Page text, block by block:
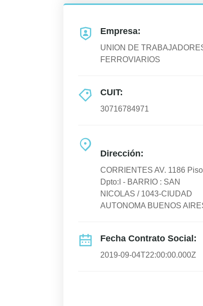
Empresa:
UNION DE
FERROVIARIOS
CUIT:
30716784971
Dirección:
CORRIENTES AV. 1186
Dpto:I - BARRIO : SAN
NICOLAS / 1043-CIUDAD
AUTONOMA BUENOS
Fecha Contrato Social:
2019-09-04T22:00:00.000Z